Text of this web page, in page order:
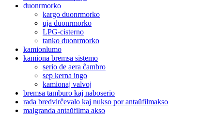
duonrmorko
kargo duonrmorko
uja duonrmorko
LPG-cisterno
tanko duonrmorko
kamionlumo
kamiona bremsa sistemo
serio de aera ĉambro
sep kerna ingo
kamionaj valvoj
bremsa tamburo kaj naboserio
rada bredvirĉevalo kaj nukso por antaŭfilmakso
malgranda antaŭfilma akso